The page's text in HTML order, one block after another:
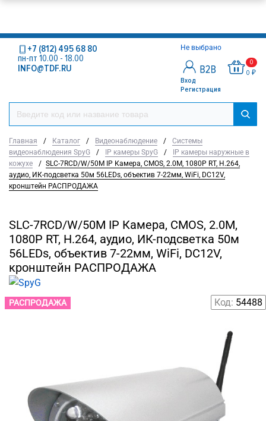
Не выбрано
Вход
Регистрация
0
0 ₽
+7 (812) 495 68 80
пн-пт 10.00 - 18.00
INFO@TDF.RU
Главная / Каталог / Видеонаблюдение /
Системы
видеонаблюдения SpyG
/ IP камеры SpyG /
IP камеры наружные в
кожухе
/ SLC-7RCD/W/50M IP Камера, CMOS, 2.0M, 1080P RT, H.264,
аудио, ИК-подсветка 50м 56LEDs, объектив 7-22мм, WiFi, DC12V,
кронштейн РАСПРОДАЖА
SLC-7RCD/W/50M IP Камера, CMOS, 2.0M,
1080P RT, H.264, аудио, ИК-подсветка 50м
56LEDs, объектив 7-22мм, WiFi, DC12V,
кронштейн РАСПРОДАЖА
РАСПРОДАЖА Код: 54488